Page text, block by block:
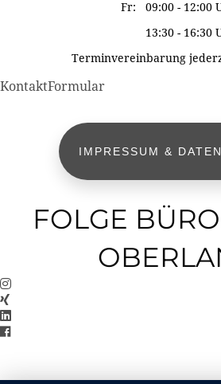
Fr: 09:00 - 12:00
13:30 - 16:30
Terminvereinbarung
KontaktFormular
IMPRESSUM &
FOLGE